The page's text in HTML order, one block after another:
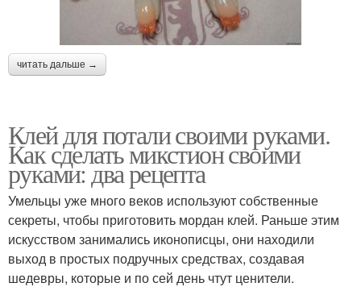
читать дальше →
Клей для потали своими руками.
Как сделать микстион своими
руками: два рецепта
Умельцы уже много веков используют собственные
секреты, чтобы приготовить мордан клей. Раньше этим
искусством занимались иконописцы, они находили
выход в простых подручных средствах, создавая
шедевры, которые и по сей день чтут ценители.